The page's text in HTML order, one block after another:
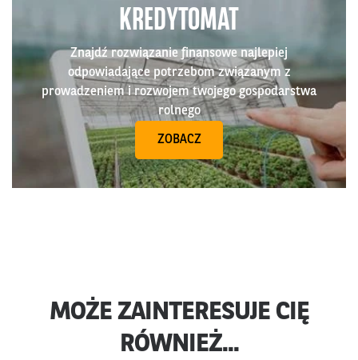
KREDYTOMAT
Znajdź rozwiązanie finansowe najlepiej
odpowiadające potrzebom związanym z
prowadzeniem i rozwojem twojego gospodarstwa
rolnego
ZOBACZ
MOŻE ZAINTERESUJE CIĘ
RÓWNIEŻ...